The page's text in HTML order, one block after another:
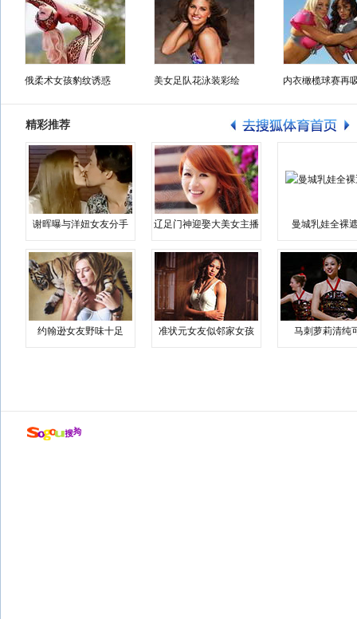
俄柔术女孩豹纹诱惑 美女足队花泳装彩绘 内衣橄榄球赛再
精彩推荐
谢晖曝与洋妞女友分手 辽足门神迎娶大美女主播 曼城乳娃全裸
约翰逊女友野味十足 准状元女友似邻家女孩 马刺萝莉清纯